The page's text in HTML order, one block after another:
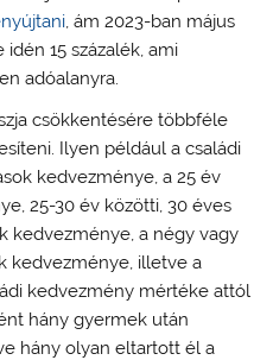
, ám 2023-ban május
idén 15 százalék, ami
adóalanyra.
csökkentésére többféle
Ilyen például a családi
kedvezménye, a 25 év
25-30 év közötti, 30 éves
kedvezménye, a négy vagy
kedvezménye, illetve a
kedvezmény mértéke attól
hány gyermek után
hány olyan eltartott él a